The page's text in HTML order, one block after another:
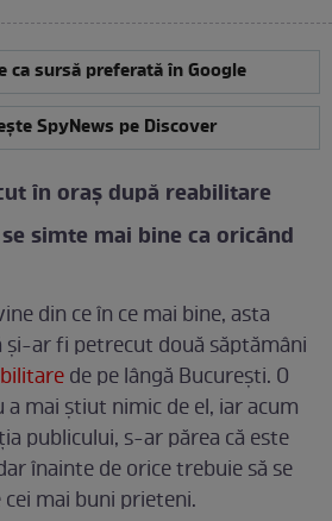
ca sursă preferată în Google
SpyNews pe Discover
în oraș după reabilitare
simte mai bine ca oricând
din ce în ce mai bine, asta
și-ar fi petrecut două săptămâni
de pe lângă București. O
mai știut nimic de el, iar acum
publicului, s-ar părea că este
înainte de orice trebuie să se
mai buni prieteni.